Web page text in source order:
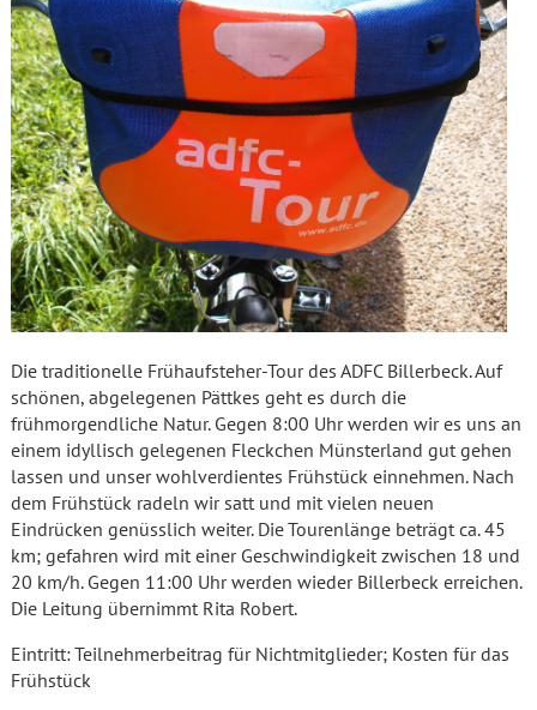
Die traditionelle Frühaufsteher-Tour des ADFC Billerbeck. Auf
schönen, abgelegenen Pättkes geht es durch die
frühmorgendliche Natur.Gegen 8:00 Uhr werden wir es uns an
einem idyllisch gelegenen Fleckchen Münsterland gut gehen
lassen und unser wohlverdientes Frühstück einnehmen. Nach
dem Frühstück radeln wir satt und mit vielen neuen
Eindrücken genüsslich weiter. Die Tourenlänge beträgt ca. 45
km; gefahren wird mit einer Geschwindigkeit zwischen 18 und
20 km/h. Gegen 11:00 Uhr werden wieder Billerbeck erreichen.
Die Leitung übernimmt Rita Robert.
Eintritt:Teilnehmerbeitrag für Nichtmitglieder; Kosten für das
Frühstück